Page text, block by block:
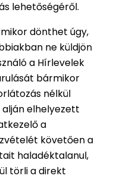
lehetőségéről.
dönthet úgy,
ne küldjön
a Hírlevelek
bármikor
nélkül
elhelyezett
a
követően a
haladéktalanul,
törli a direkt